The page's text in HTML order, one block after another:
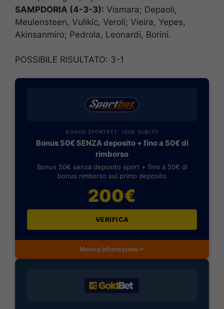
SAMPDORIA (4-3-3): Vismara; Depaoli,
Meulensteen, Vulikic, Veroli; Vieira, Yepes,
Akinsanmiro; Pedrola, Leonardi, Borini.
POSSIBILE RISULTATO: 3-1
BONUS SPORTBET: 100€ SUBITO
Bonus 50€ SENZA deposito + fino a 50€ di
rimborso
Bonus 50€ senza deposito sport + fino a 50€ di
bonus rimborso sul primo deposito
200€
VERIFICA
Mostra Informazioni